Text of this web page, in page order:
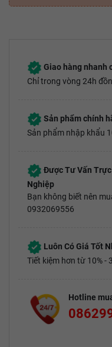
Giao hàng nhanh
Chỉ trong vòng 24h
Sản phẩm chính
Sản phẩm nhập khẩu
Được Tư Vấn Trực
Nghiệp
Bạn không biết nên
0932069556
Luôn Có Giá Tốt
Tiết kiệm hơn từ 10% -
Hotline